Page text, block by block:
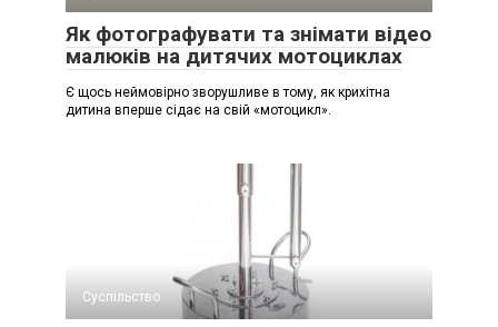
Як фотографувати та знімати відео
малюків на дитячих мотоциклах
Є щось неймовірно зворушливе в тому, як крихітна
дитина вперше сідає на свій «мотоцикл».
Суспільство